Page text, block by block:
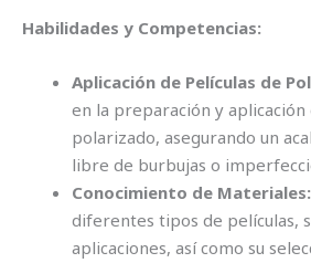
Habilidades y Competencias:
Aplicación de Películas de
en la preparación y aplicación
polarizado, asegurando un
libre de burbujas o
Conocimiento de Materiales:
diferentes tipos de películas,
aplicaciones, así como su